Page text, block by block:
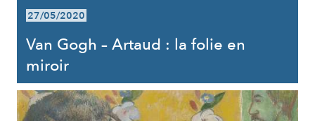
27/05/2020
Van Gogh – Artaud : la folie en
miroir